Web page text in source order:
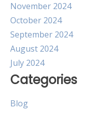
November 2024
October 2024
September 2024
August 2024
July 2024
Categories
Blog